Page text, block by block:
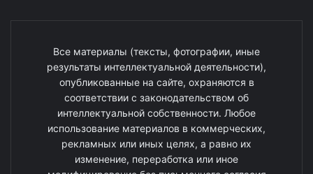
Все материалы (тексты, фотографии, иные
результаты интеллектуальной деятельности),
опубликованные на сайте, охраняются в
соответствии с законодательством об
интеллектуальной собственности. Любое
использование материалов в коммерческих,
рекламных или иных целях, а равно их
изменение, переработка или иное